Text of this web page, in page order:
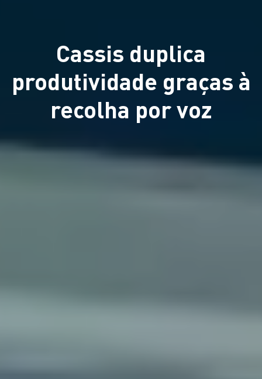
Cassis duplica
produtividade graças à
recolha por voz